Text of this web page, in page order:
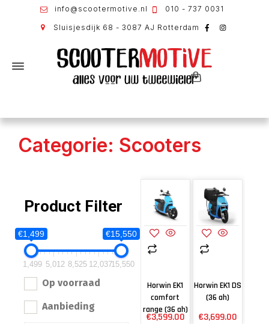
info@scootermotive.nl 010 - 737 0031
Sluisjesdijk 68 - 3087 AJ Rotterdam
Categorie: Scooters
Product Filter
€1,499 €15,550
1,499 5,012 8,525 12,03715,550
Op voorraad
Aanbieding
Horwin EK1
comfort
range (36 ah)
€3,599.00
Horwin EK1 DS
(36 ah)
€3,699.00